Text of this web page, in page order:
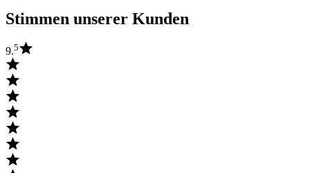
Stimmen unserer Kunden
9.5